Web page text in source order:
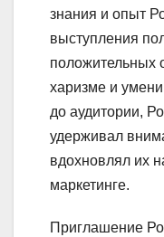
знания и опыт
выступления
положительных
харизме и
до аудитории,
удерживал
вдохновлял их
маркетинге.
Приглашение